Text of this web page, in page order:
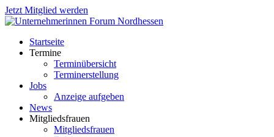
Jetzt Mitglied werden
Startseite
Termine
Terminübersicht
Terminerstellung
Jobs
Anzeige aufgeben
News
Mitgliedsfrauen
Mitgliedsfrauen